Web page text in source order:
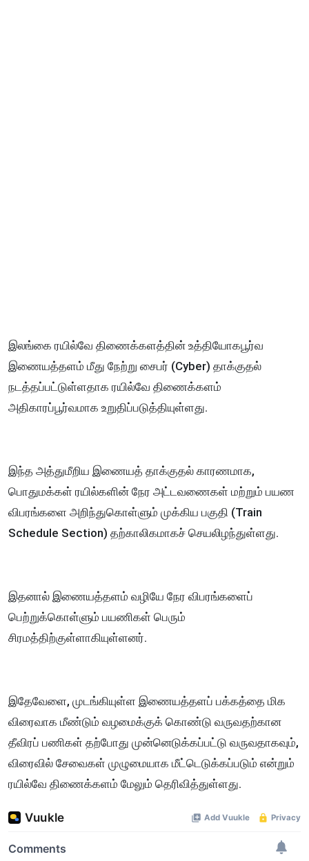
இலங்கை ரயில்வே திணைக்களத்தின் உத்தியோகபூர்வ
இணையத்தளம் மீது நேற்று சைபர் (Cyber) தாக்குதல்
நடத்தப்பட்டுள்ளதாக ரயில்வே திணைக்களம்
அதிகாரப்பூர்வமாக உறுதிப்படுத்தியுள்ளது.
இந்த அத்துமீறிய இணையத் தாக்குதல் காரணமாக,
பொதுமக்கள் ரயில்களின் நேர அட்டவணைகள் மற்றும் பயண
விபரங்களை அறிந்துகொள்ளும் முக்கிய பகுதி (Train
Schedule Section) தற்காலிகமாகச் செயலிழந்துள்ளது.
இதனால் இணையத்தளம் வழியே நேர விபரங்களைப்
பெற்றுக்கொள்ளும் பயணிகள் பெரும்
சிரமத்திற்குள்ளாகியுள்ளனர்.
இதேவேளை, முடங்கியுள்ள இணையத்தளப் பக்கத்தை மிக
விரைவாக மீண்டும் வழமைக்குக் கொண்டு வருவதற்கான
தீவிரப் பணிகள் தற்போது முன்னெடுக்கப்பட்டு வருவதாகவும்,
விரைவில் சேவைகள் முழுமையாக மீட்டெடுக்கப்படும் என்றும்
ரயில்வே திணைக்களம் மேலும் தெரிவித்துள்ளது.